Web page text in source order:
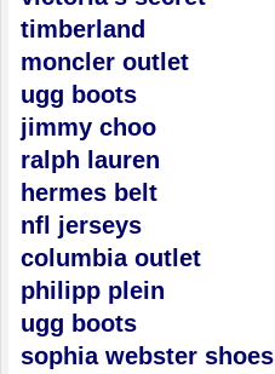
timberland
moncler outlet
ugg boots
jimmy choo
ralph lauren
hermes belt
nfl jerseys
columbia outlet
philipp plein
ugg boots
sophia webster shoes